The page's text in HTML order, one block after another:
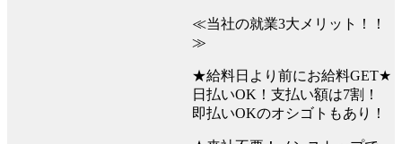
≪当社の就業3大メリット！！
≫
★給料日より前にお給料GET★
日払いOK！支払い額は7割！
即払いOKのオシゴトもあり！